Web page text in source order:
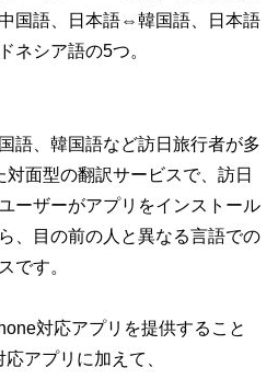
国語、日本語⇔韓国語、日本語
シア語の5つ。
語、韓国語など訪日旅行者が多
面型の翻訳サービスで、訪日
ーザーがアプリをインストール
、目の前の人と異なる言語での
です。
対応アプリを提供すること
アプリに加えて、